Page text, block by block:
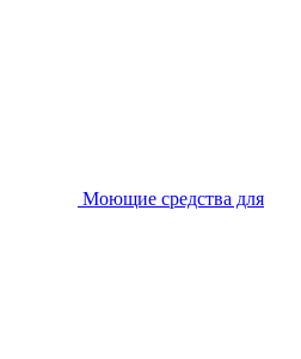
Моющие средства для